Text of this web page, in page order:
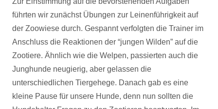
führten wir zunächst Übungen zur Leinenführigkeit auf
der Zoowiese durch. Gespannt verfolgten die Trainer im
Anschluss die Reaktionen der “jungen Wilden” auf die
Zootiere. Ähnlich wie die Welpen, passierten auch die
Junghunde neugierig, aber gelassen die
unterschiedlichen Tiergehege. Danach gab es eine
kleine Pause für unsere Hunde, denn nun sollten die